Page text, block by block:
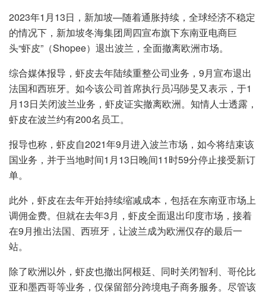
2023年1月13日，新加坡—随着通胀持续，全球经济不稳定
的情况下，新加坡冬海集团周四宣布旗下东南亚电商巨
头“虾皮”（Shopee）退出波兰，全面撤离欧洲市场。
综合媒体报导，虾皮去年陆续重整公司业务，9月宣布退出
法国和西班牙。如今该公司首席执行员冯陟旻又表示，于1
月13日关闭波兰业务，虾皮证实撤离欧洲。知情人士透露，
虾皮在波兰约有200名员工。
报导也称，虾皮自2021年9月进入波兰市场，如今将结束该
国业务，并于当地时间1月13日晚间11时59分停止接受新订
单。
此外，虾皮在去年开始持续缩减成本，包括在东南亚市场上
调佣金费。但就在去年3月，虾皮全面退出印度市场，接着
在9月推出法国、西班牙，让波兰成为欧洲仅存的最后一
站。
除了欧洲以外，虾皮也撤出阿根廷、同时关闭智利、哥伦比
亚和墨西哥等业务，仅保留部分跨境电子商务服务。尽管该